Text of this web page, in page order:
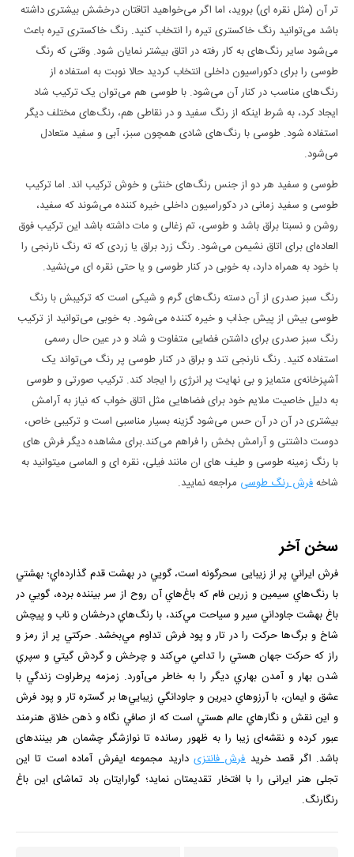
تر آن (مثل نقره ای) بروید، اما اگر می‌خواهید اتاقتان درخشش بیشتری داشته
باشد می‌توانید رنگ خاکستری تیره‌ را انتخاب کنید. رنگ خاکستری تیره‌ باعث
می‌شود سایر رنگ‌های به کار رفته در اتاق بیشتر نمایان شود. وقتی که رنگ
طوسی را برای دکوراسیون داخلی انتخاب کردید حالا نوبت به استفاده از
رنگ‌های مناسب در کنار آن می‌شود. با طوسی هم می‌توان یک ترکیب شاد
ایجاد کرد، به شرط اینکه از رنگ سفید و در نقاطی هم، رنگ‌های مختلف دیگر
استفاده شود. طوسی با رنگ‌های شادی همچون سبز، آبی و سفید متعادل
می‌شود.
طوسی و سفید هر دو از جنس رنگ‌های خنثی و خوش ترکیب اند. اما ترکیب
طوسی و سفید زمانی در دکوراسیون داخلی خیره کننده می‌شوند که سفید،
روشن و نسبتا براق باشد و طوسی، تم زغالی و مات داشته باشد این ترکیب فوق
العاده‌ای برای اتاق نشیمن می‌شود. رنگ زرد براق یا زردی که ته رنگ نارنجی را
با خود به همراه دارد، به خوبی در کنار طوسی و یا حتی نقره ای می‌نشید.
رنگ سبز صدری از آن دسته رنگ‌های گرم و شیکی است که ترکیبش با رنگ
طوسی بیش از پیش جذاب و خیره کننده می‌شود. به خوبی می‌توانید از ترکیب
رنگ سبز صدری برای داشتن فضایی متفاوت و شاد و در عین حال رسمی
استفاده کنید. رنگ نارنجی تند و براق در کنار طوسی پر رنگ می‌تواند یک
آشپزخانه‌ی متمایز و بی نهایت پر انرژی را ایجاد کند. ترکیب صورتی و طوسی
به دلیل خاصیت ملایم خود برای فضا‌هایی مثل اتاق خواب که نیاز به آرامش
بیشتری در آن در آن حس می‌شود گزینه بسیار مناسبی است و ترکیبی خاص،
دوست داشتنی و آرامش بخش را فراهم می‌کند.برای مشاهده دیگر فرش های
با رنگ زمینه طوسی و طیف های ان مانند فیلی، نقره ای و الماسی میتوانید به
شاخهفرش رنگ طوسی مراجعه نمایید.
سخن آخر
فرش ايراني پر از زيبایی سحرگونه است، گويي در بهشت قدم گذارده‌اي؛ بهشتي
با رنگ‌هاي سيمين و زرين فام كه باغ‌هاي آن روح از سر بيننده برده، ‌گويي در
باغ بهشت جاوداني سير و سياحت مي‌كند، با رنگ‌هاي درخشان و ناب و پیچش
شاخ و برگ‌ها حركت را در تار و پود فرش تداوم مي‌بخشد. حركتي پر از رمز و
راز كه حركت جهان هستي را تداعي مي‌كند و چرخش و گردش گيتي و سپري
شدن بهار و آمدن بهاري ديگر را به خاطر می‌آورد. زمزمه پرطراوت زندگي با
عشق و ايمان، با آرزوهاي ديرين و جاودانگي زيبايي‌ها بر گستره تار و پود فرش
و اين نقش و نگارهاي عالم هستي است كه از صافي نگاه و ذهن خلاق هنرمند
عبور كرده و نقشه‌ای زیبا را به ظهور رسانده تا نوازشگر چشمان هر بیننده­ای
باشد. اگر قصد خرید فرش فانتزی دارید مجموعه ایفرش آماده است تا این
تجلی هنر ایرانی را با افتخار تقدیمتان نماید؛ گوارایتان باد تماشای این باغ
رنگارنگ.